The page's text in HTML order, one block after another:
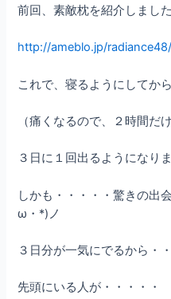
前回、素敵枕を紹介しまし
http://ameblo.jp/
これで、寝るようにしてから
（痛くなるので、２時間だ
３日に１回出るようにな
しかも・・・・・驚きの出
ω・*)ノ
３日分が一気にでるから・
先頭にいる人が・・・・・